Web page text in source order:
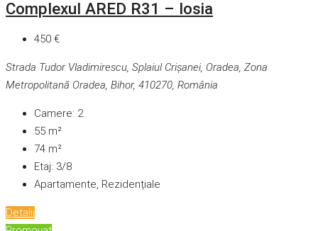
Complexul ARED R31 – Iosia
450 €
Strada Tudor Vladimirescu, Splaiul Crișanei, Oradea, Zona
Metropolitană Oradea, Bihor, 410270, România
Camere: 2
55 m²
74 m²
Etaj: 3/8
Apartamente, Rezidențiale
Detalii